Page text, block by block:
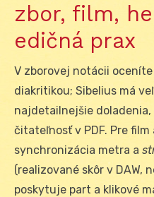
zbor, film,
edičná prax
V zborovej notácii
diakritikou; Sibelius má
najdetailnejšie doladenia,
čitateľnosť v PDF. Pre
synchronizácia metra a
(realizované skôr v DAW,
poskytuje part a klikové